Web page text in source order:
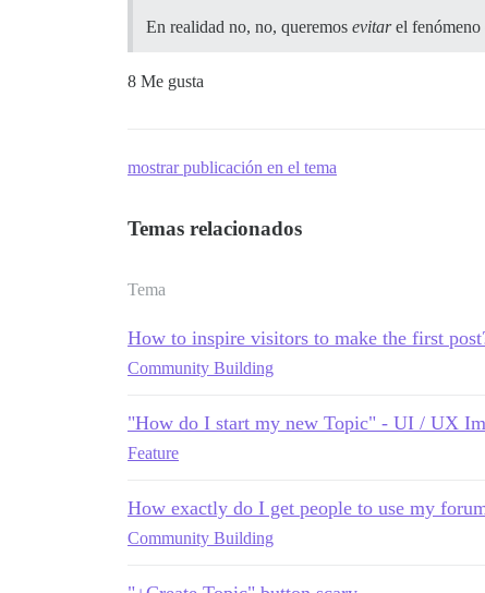
En realidad no, no, queremos evitarel fenómeno
8 Me gusta
mostrar publicación en el tema
Temas relacionados
Tema
How to inspire visitors to make the first
Community Building
"How do I start my new Topic" - UI / UX
Feature
How exactly do I get people to use my
Community Building